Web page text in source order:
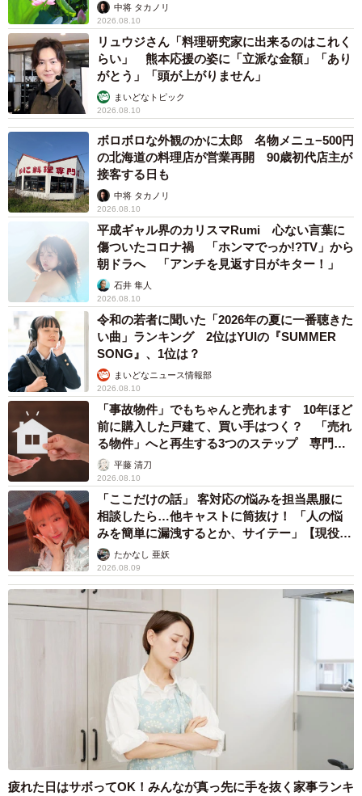
中将 タカノリ
2026.08.10
リュウジさん「料理研究家に出来るのはこれく
らい」 熊本応援の姿に「立派な金額」「あり
がとう」「頭が上がりません」
まいどなトピック
2026.08.10
ボロボロな外観のかに太郎 名物メニュ−500円
の北海道の料理店が営業再開 90歳初代店主が
接客する日も
中将 タカノリ
2026.08.10
平成ギャル界のカリスマRumi 心ない言葉に
傷ついたコロナ禍 「ホンマでっか!?TV」から
朝ドラへ 「アンチを見返す日がキター！」
石井 隼人
2026.08.10
令和の若者に聞いた「2026年の夏に一番聴きた
い曲」ランキング 2位はYUIの『SUMMER
SONG』、1位は？
まいどなニュース情報部
2026.08.10
「事故物件」でもちゃんと売れます 10年ほど
前に購入した戸建て、買い手はつく？ 「売れ
る物件」へと再生する3つのステップ 専門家
が解説平藤 清刀
2026.08.10
「ここだけの話」 客対応の悩みを担当黒服に
相談したら…他キャストに筒抜け！ 「人の悩
みを簡単に漏洩するとか、サイテー」【現役キ
ャストに取材】
たかなし 亜妖
2026.08.09
疲れた日はサボってOK！みんなが真っ先に手を抜く家事ランキ